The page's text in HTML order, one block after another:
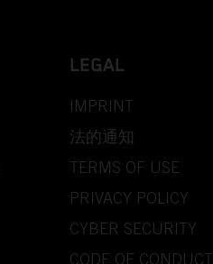
LEGAL
IMPRINT
法的通知
TERMS OF USE
PRIVACY POLICY
CYBER SECURITY
CODE OF CONDUCT